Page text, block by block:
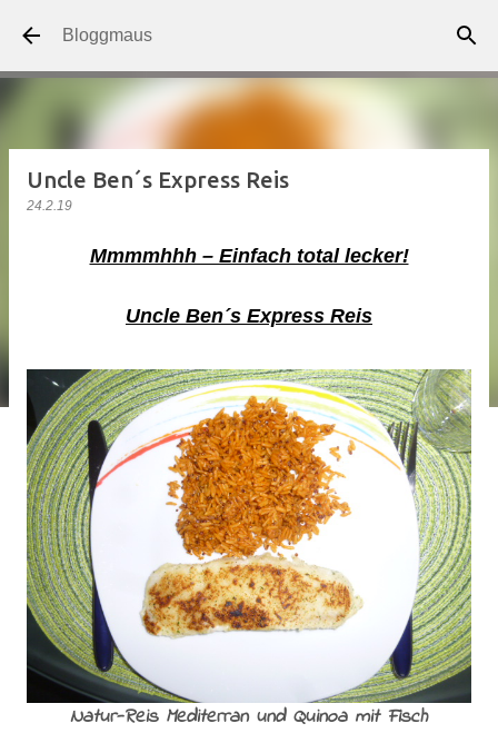
Direkt zum Hauptbereich
Bloggmaus
Uncle Ben´s Express Reis
24.2.19
Mmmmhhh – Einfach total lecker!
Uncle Ben´s Express Reis
Natur-Reis Mediterran und Quinoa mit Fisch